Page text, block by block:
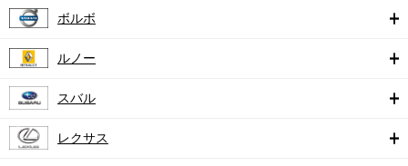
ボルボ
ルノー
スバル
レクサス